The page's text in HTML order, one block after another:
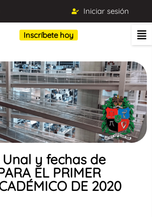
Iniciar sesión
Inscríbete hoy
y fechas de
EL PRIMER
DE 2020